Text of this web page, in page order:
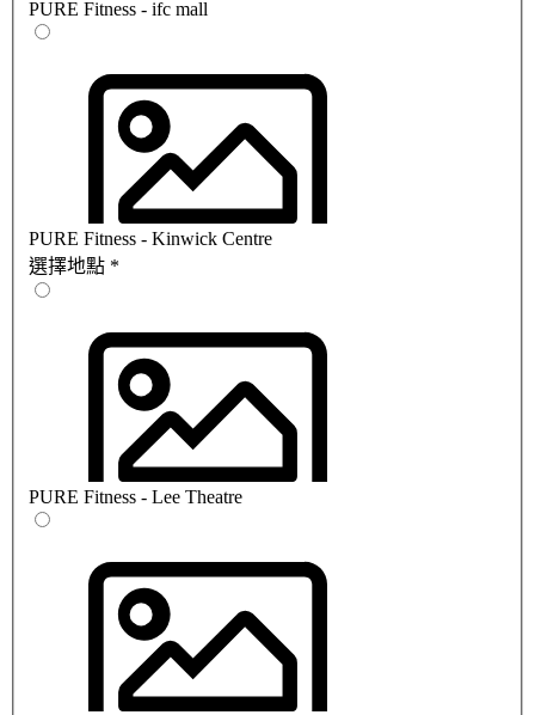
PURE Fitness - ifc mall
PURE Fitness - Kinwick Centre
選擇地點 *
PURE Fitness - Lee Theatre